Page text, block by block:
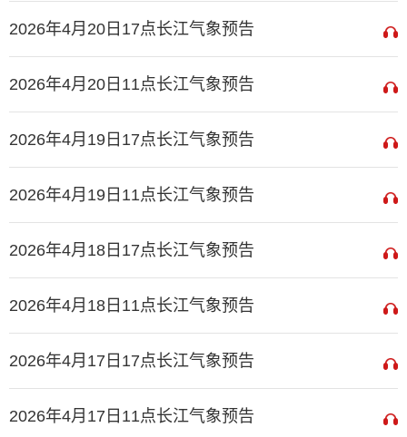
2026年4月20日17点长江气象预告
2026年4月20日11点长江气象预告
2026年4月19日17点长江气象预告
2026年4月19日11点长江气象预告
2026年4月18日17点长江气象预告
2026年4月18日11点长江气象预告
2026年4月17日17点长江气象预告
2026年4月17日11点长江气象预告